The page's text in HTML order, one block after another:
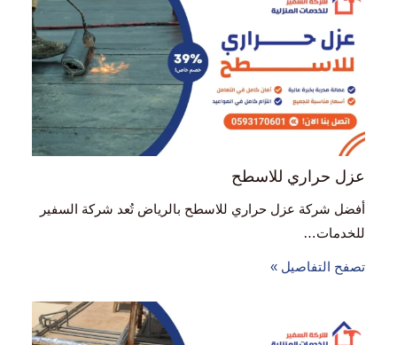
عزل حراري للاسطح
أفضل شركة عزل حراري للاسطح بالرياض تُعد شركة السفير
للخدمات…
تصفح التفاصيل »